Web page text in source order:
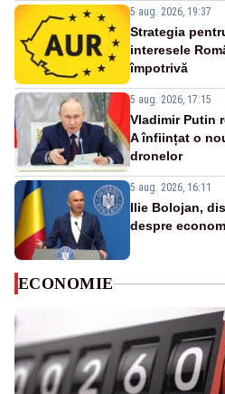
5 aug. 2026, 19:37
Strategia
interesele
împotrivă
5 aug. 2026, 17:15
Vladimir Putin
A înființat o
dronelor
5 aug. 2026, 16:11
Ilie Bolojan,
despre
ECONOMIE